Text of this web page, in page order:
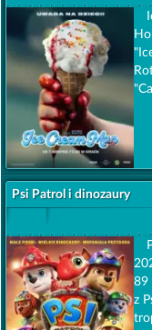
Psi Patrol i dinozaury
89
z